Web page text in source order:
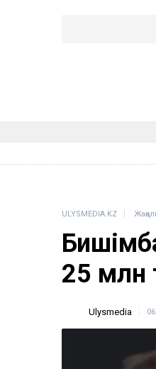
ULYSMEDIA.KZ
25 млн
Ulysmedia